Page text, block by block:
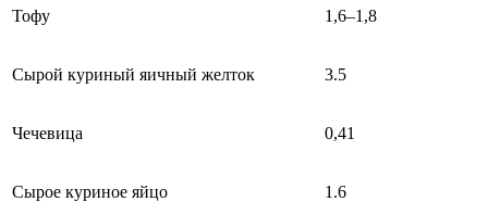
Тофу 1,6–1,8
Сырой куриный яичный желток 3.5
Чечевица 0,41
Сырое куриное яйцо 1.6